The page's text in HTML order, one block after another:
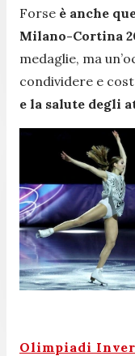
Forse è anche
Milano-Cortina
medaglie, ma
condividere e
e la salute degli
Olimpiadi